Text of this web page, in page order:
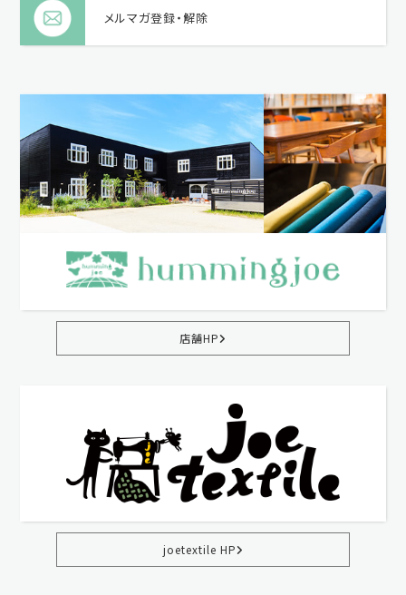
メルマガ登録・解除
店舗HP
joetextile HP